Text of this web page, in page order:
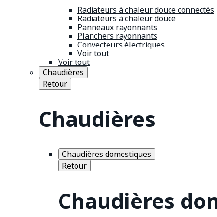
Radiateurs à chaleur douce connectés
Radiateurs à chaleur douce
Panneaux rayonnants
Planchers rayonnants
Convecteurs électriques
Voir tout
Voir tout
Chaudières
Retour
Chaudières
Chaudières domestiques
Retour
Chaudières